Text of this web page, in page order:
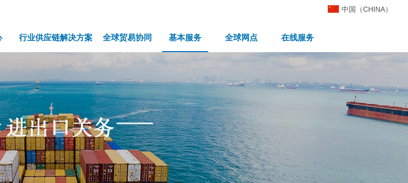
中国（CHINA）
行业供应链解决方案 全球贸易协同 基本服务 全球网点 在线服务